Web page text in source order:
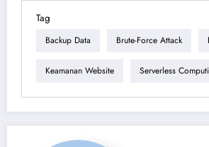
Tag
Backup Data Brute-Force Attack
Keamanan Website Serverless